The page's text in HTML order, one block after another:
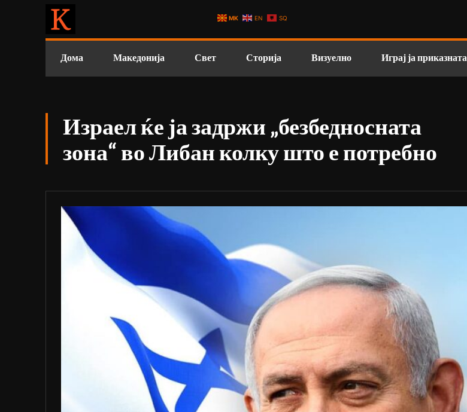
Дома Македонија Свет Сторија Визуелно Играј ја приказната
Израел ќе ја задржи „безбедносната
зона“ во Либан колку што е потребно
MK EN SQ